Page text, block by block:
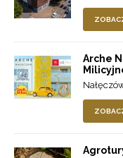
Arche